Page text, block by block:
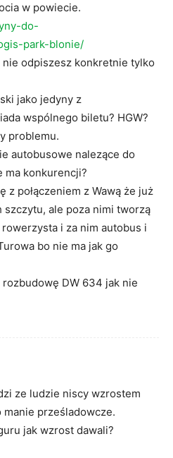
w powiecie.
do-
park-blonie/
odpiszesz konkretnie tylko
jako jedyny z
wspólnego biletu? HGW?
problemu.
autobusowe nalezące do
ma konkurencji?
z połączeniem z Wawą że już
ale poza nimi tworzą
i za nim autobus i
bo nie ma jak go
rozbudowę DW 634 jak nie
ze ludzie niscy wzrostem
prześladowcze.
jak wzrost dawali?